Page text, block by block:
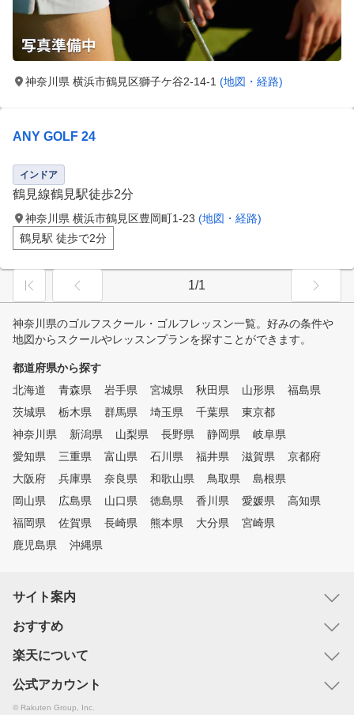
神奈川県 横浜市鶴見区獅子ケ谷2-14-1 (地図・経路)
ANY GOLF 24
インドア
鶴見線鶴見駅徒歩2分
神奈川県 横浜市鶴見区豊岡町1-23 (地図・経路)
鶴見駅 徒歩で2分
1/1
神奈川県のゴルフスクール・ゴルフレッスン一覧。好みの条件や
地図からスクールやレッスンプランを探すことができます。
都道府県から探す
北海道
青森県 岩手県 宮城県 秋田県 山形県
福島県
茨城県
栃木県 群馬県 埼玉県 千葉県
東京都
神奈川県
新潟県 山梨県 長野県 静岡県
岐阜県
愛知県
三重県 富山県 石川県 福井県 滋賀県
京都府
大阪府
兵庫県 奈良県 和歌山県 鳥取県
島根県
岡山県
広島県 山口県 徳島県 香川県 愛媛県
高知県
福岡県
佐賀県 長崎県 熊本県 大分県
宮崎県
鹿児島県
沖縄県
サイト案内
おすすめ
楽天について
公式アカウント
© Rakuten Group, Inc.